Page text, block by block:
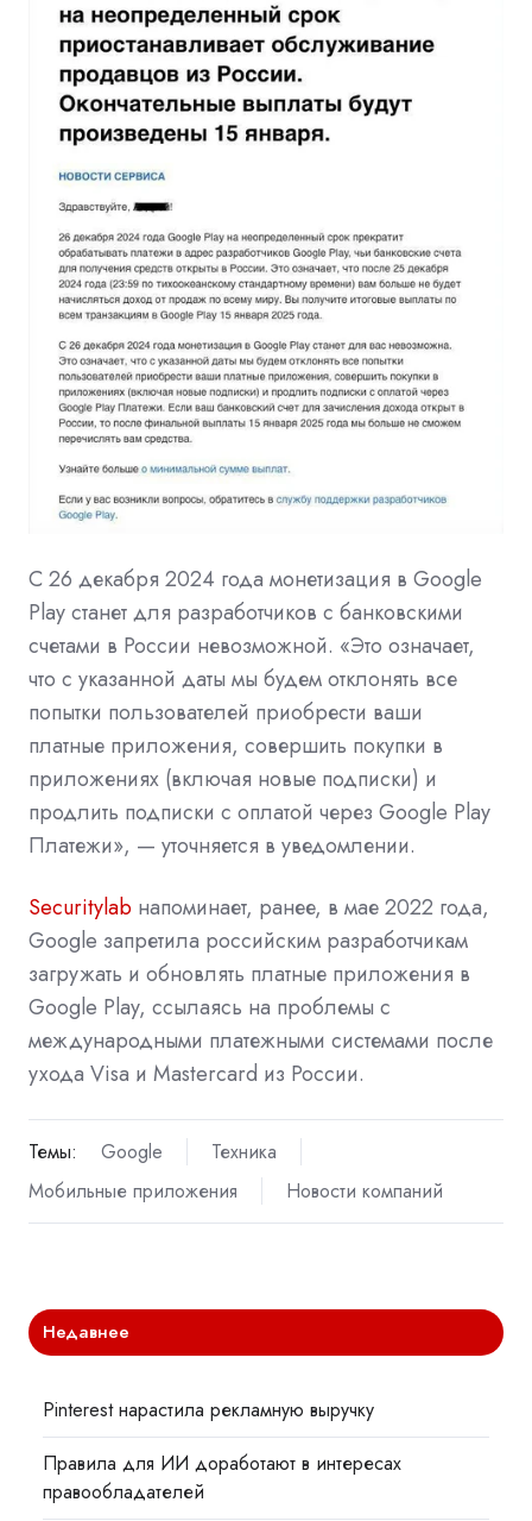
С 26 декабря 2024 года монетизация в Google
Play станет для разработчиков с банковскими
счетами в России невозможной. «Это означает,
что с указанной даты мы будем отклонять все
попытки пользователей приобрести ваши
платные приложения, совершить покупки в
приложениях (включая новые подписки) и
продлить подписки с оплатой через Google Play
Платежи», — уточняется в уведомлении.
Securitylab напоминает, ранее, в мае 2022 года,
Google запретила российским разработчикам
загружать и обновлять платные приложения в
Google Play, ссылаясь на проблемы с
международными платежными системами после
ухода Visa и Mastercard из России.
Темы: Google
Техника
Мобильные приложения
Новости компаний
Недавнее
Pinterest нарастила рекламную выручку
Правила для ИИ доработают в интересах
правообладателей